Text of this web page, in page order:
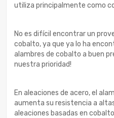
utiliza principalmente como
No es difícil encontrar un
cobalto, ya que ya lo ha
alambres de cobalto a buen
nuestra prioridad!
En aleaciones de acero, el
aumenta su resistencia a
aleaciones basadas en